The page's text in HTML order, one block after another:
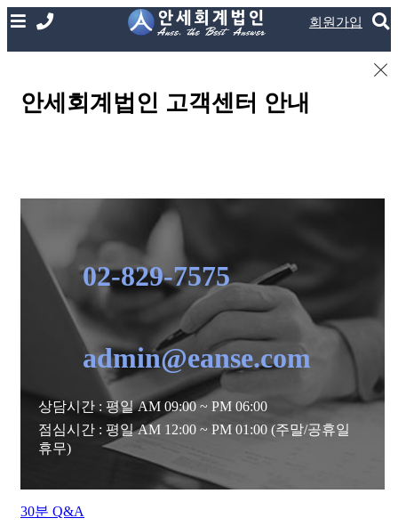
회원가입
안세회계법인 고객센터 안내
02-829-7575
admin@eanse.com
상담시간 : 평일 AM 09:00 ~ PM 06:00
점심시간 : 평일 AM 12:00 ~ PM 01:00 (주말/공휴일
휴무)
30분 Q&A